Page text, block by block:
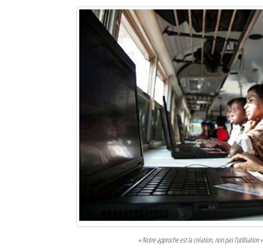
« Notre approche est la création, non pas